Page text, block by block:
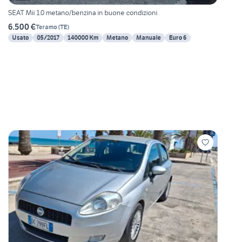
SEAT Mii 1.0 metano/benzina in buone condizioni
6.500 €Teramo(TE)
Usato
05/2017 140000 Km Metano Manuale Euro 6